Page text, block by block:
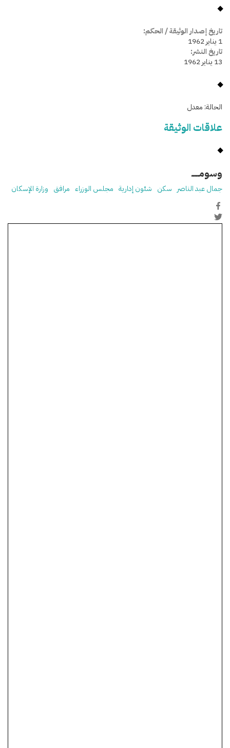
تاريخ إصدار الوثيقة / الحكم:
1 يناير 1962
تاريخ النشر:
13 يناير 1962
الحالة: معدل
علاقات الوثيقة
وسومـــــ
جمال عبد الناصر سكن شئون إدارية مجلس الوزراء مرافق وزارة الإسكان